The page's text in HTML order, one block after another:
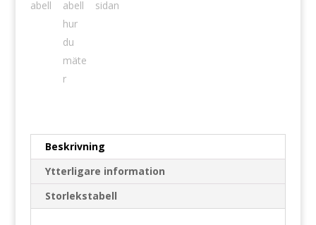
Beskrivning
Ytterligare information
Storlekstabell